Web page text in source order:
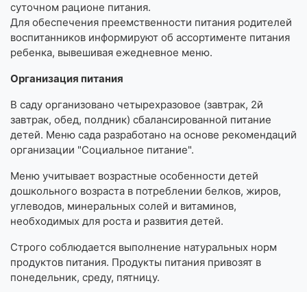
суточном рационе питания.
Для обеспечения преемственности питания родителей
воспитанников информируют об ассортименте питания
ребенка, вывешивая ежедневное меню.
Организация питания
В саду организовано четырехразовое (завтрак, 2й
завтрак, обед, полдник) сбалансированной питание
детей. Меню сада разработано на основе рекомендаций
организации "Социальное питание".
Меню учитывает возрастные особенности детей
дошкольного возраста в потреблении белков, жиров,
углеводов, минеральных солей и витаминов,
необходимых для роста и развития детей.
Строго соблюдается выполнение натуральных норм
продуктов питания. Продукты питания привозят в
понедельник, среду, пятницу.